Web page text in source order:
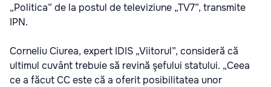
„Politica” de la postul de televiziune „TV7”, transmite
IPN.
Corneliu Ciurea, expert IDIS „Viitorul”, consideră că
ultimul cuvânt trebuie să revină şefului statului. „Ceea
ce a făcut CC este că a oferit posibilitatea unor